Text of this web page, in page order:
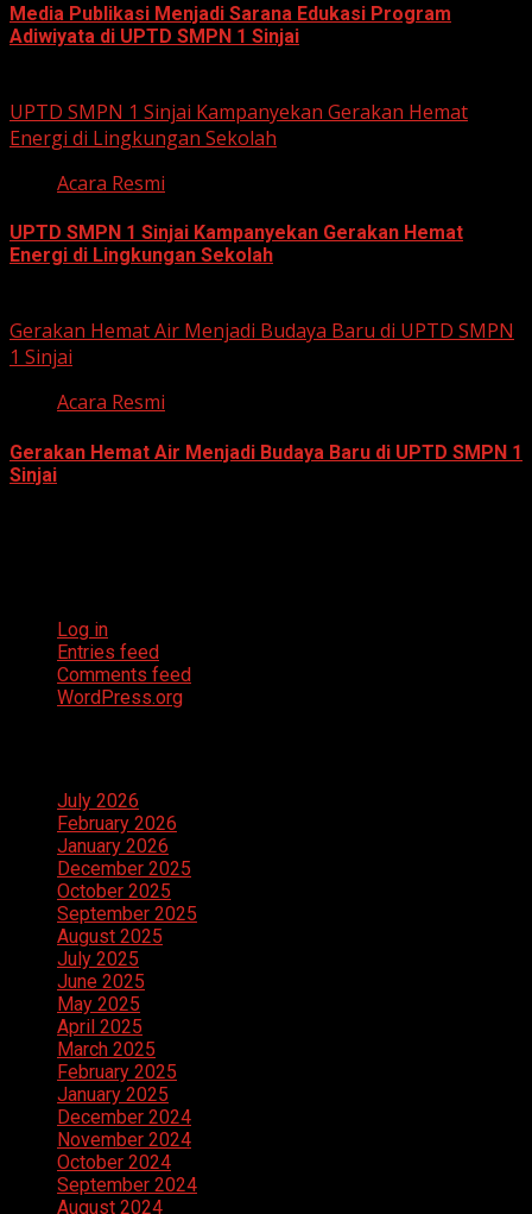
Media Publikasi Menjadi Sarana Edukasi Program
Adiwiyata di UPTD SMPN 1 Sinjai
UPTD SMPN 1 Sinjai Kampanyekan Gerakan Hemat
Energi di Lingkungan Sekolah
Acara Resmi
UPTD SMPN 1 Sinjai Kampanyekan Gerakan Hemat
Energi di Lingkungan Sekolah
Gerakan Hemat Air Menjadi Budaya Baru di UPTD SMPN
1 Sinjai
Acara Resmi
Gerakan Hemat Air Menjadi Budaya Baru di UPTD SMPN 1
Sinjai
Log in
Entries feed
Comments feed
WordPress.org
July 2026
February 2026
January 2026
December 2025
October 2025
September 2025
August 2025
July 2025
June 2025
May 2025
April 2025
March 2025
February 2025
January 2025
December 2024
November 2024
October 2024
September 2024
August 2024